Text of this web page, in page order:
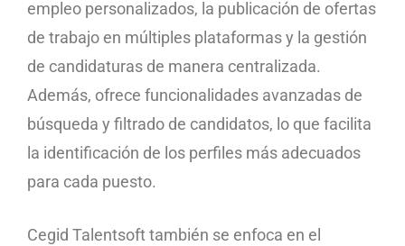
empleo personalizados, la publicación de ofertas
de trabajo en múltiples plataformas y la gestión
de candidaturas de manera centralizada.
Además, ofrece funcionalidades avanzadas de
búsqueda y filtrado de candidatos, lo que facilita
la identificación de los perfiles más adecuados
para cada puesto.
Cegid Talentsoft también se enfoca en el